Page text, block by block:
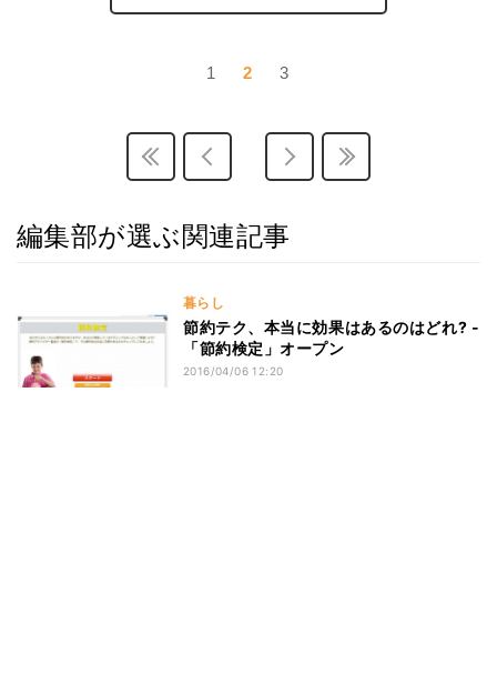
1 2 3
編集部が選ぶ関連記事
暮らし
節約テク、本当に効果はあるのはどれ? -
「節約検定」オープン
2016/04/06 12:20